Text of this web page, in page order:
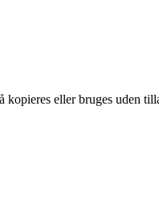
eller bruges uden